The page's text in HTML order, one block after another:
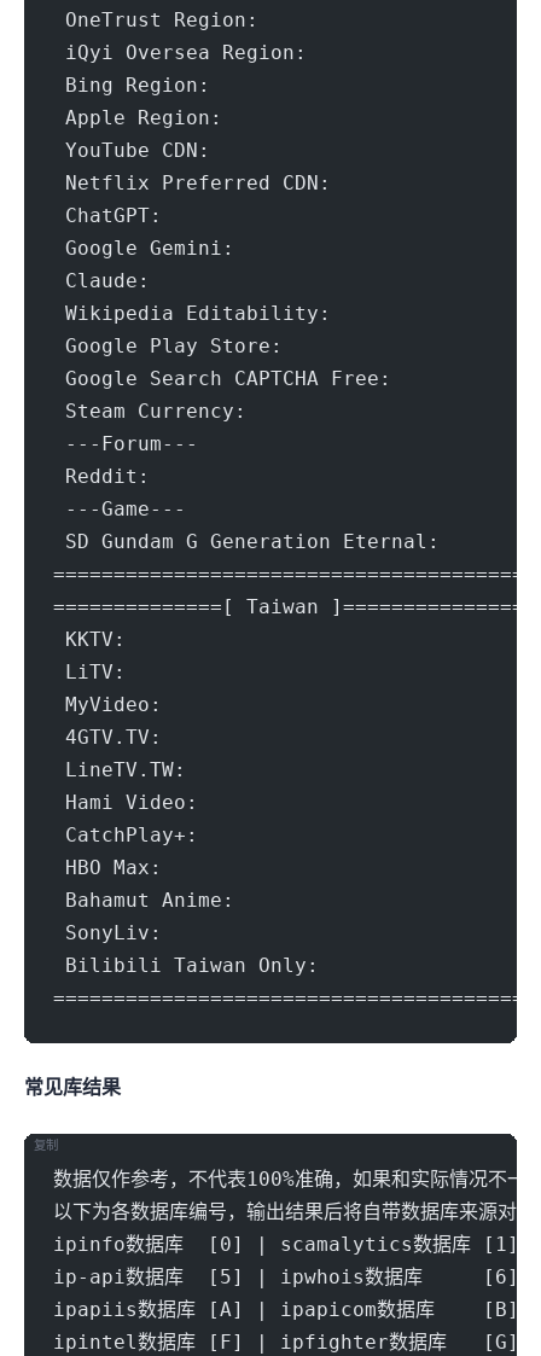
OneTrust Region:			TW
iQyi Oversea Region:
Bing Region:				TW
Apple Region:
YouTube CDN:
Netflix Preferred CDN:
ChatGPT:
Google Gemini:				Yes
Claude:
Wikipedia Editability:
Google Play Store:
Google Search CAPTCHA Free:
Steam Currency:
---Forum---
Reddit:
---Game---
SD Gundam G Generation Eternal:
=======================================
==============[ Taiwan ]===============
KKTV:
LiTV:					Failed
MyVideo:
4GTV.TV:
LineTV.TW:				Failed
Hami Video:
CatchPlay+:
HBO Max:				Yes
Bahamut Anime:				Yes
SonyLiv:				No
Bilibili Taiwan Only:
=======================================
常见IP库结果
数据仅作参考，不代表100%准确，如果和实际情况不一
以下为各数据库编号，输出结果后将自带数据库来源对应
ipinfo数据库  [0] | scamalytics数据库
ip-api数据库  [5] | ipwhois数据库
ipapiis数据库 [A] | ipapicom数据库
ipintel数据库 [F] | ipfighter数据库
复制